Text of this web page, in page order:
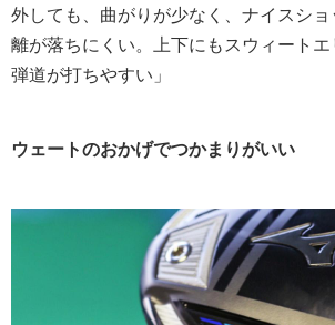
外しても、曲がりが少なく、ナイスシ
離が落ちにくい。上下にもスウィート
弾道が打ちやすい」
ウェートのおかげでつかまりがいい